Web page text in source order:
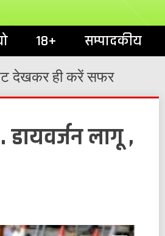
18+ सम्पादकीय
देखकर ही करें सफर
लागू ,